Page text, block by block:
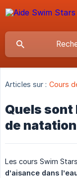
Articles sur : Cours
Quels sont
de
Les cours Swim
d’aisance dans